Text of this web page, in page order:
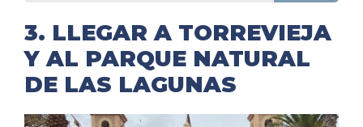
3. LLEGAR A TORREVIEJA
Y AL PARQUE NATURAL
DE LAS LAGUNAS